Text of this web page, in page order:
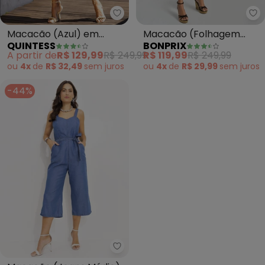
Quintess - Macacão (Azul) em
Macacão (Azul) em
Crepe Plano
QUINTESS
A partir deR$ 129,99R$ 249,99
ou 4x de R$ 32,49 sem juros
Macacão (Folhagem
Rosa) em Linho
BONPRIX
R$ 119,99R$ 249,99
ou 4x de R$ 29,99 sem juros
-44%
Quintess - Macacão (Jeans